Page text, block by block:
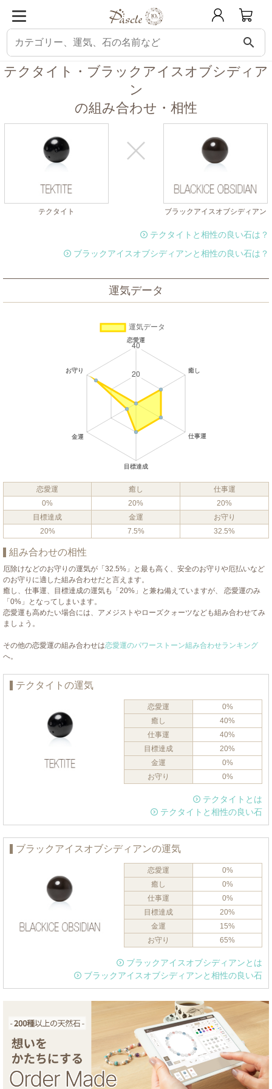
search
パスクル 組み合わせ・相性チェック テクタイトと相性の良い石 テクタ
テクタイト・ブラックアイスオブシディア
ン
の組み合わせ・相性
テクタイト ブラックアイスオブシディアン
テクタイトと相性の良い石は？
ブラックアイスオブシディアンと相性の良い石は？
運気データ
恋愛運 癒し
仕事運
0%
20%
20%
目標達成
金運
お守り
20%
7.5% 32.5%
組み合わせの相性
厄除けなどのお守りの運気が「32.5%」と最も高く、安全のお守りや厄払いなど
のお守りに適した組み合わせだと言えます。
癒し、仕事運、目標達成の運気も「20%」と兼ね備えていますが、 恋愛運のみ
「0%」となってしまいます。
恋愛運も高めたい場合には、アメジストやローズクォーツなども組み合わせてみ
ましょう。
その他の恋愛運の組み合わせは恋愛運のパワーストーン組み合わせランキング
へ。
テクタイトの運気
恋愛運
0%
癒し
40%
仕事運
40%
目標達成
20%
金運
0%
お守り
0%
テクタイトとは
テクタイトと相性の良い石
ブラックアイスオブシディアンの運気
恋愛運
0%
癒し
0%
仕事運
0%
目標達成
20%
金運
15%
お守り
65%
ブラックアイスオブシディアンとは
ブラックアイスオブシディアンと相性の良い石